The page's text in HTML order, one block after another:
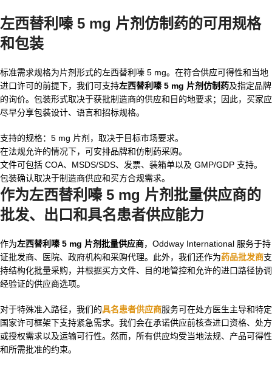
左西替利嗪 5 mg 片剂仿制药的可用规格
和包装
标准需求规格为片剂形式的左西替利嗪 5 mg。在符合供应可得性和当地
进口许可的前提下，我们可支持左西替利嗪 5 mg 片剂仿制药及指定品牌
的询价。包装形式取决于获批制造商的供应和目的地要求；因此，买家应
尽早分享包装设计、语言和招标规格。
支持的规格：5 mg 片剂，取决于目标市场要求。
在法规允许的情况下，可安排品牌和仿制药采购。
文件可包括 COA、MSDS/SDS、发票、装箱单以及 GMP/GDP 支持。
包装确认取决于制造商供应和买方合规需求。
作为左西替利嗪 5 mg 片剂批量供应商的
批发、出口和具名患者供应能力
作为左西替利嗪 5 mg 片剂批量供应商，Oddway International 服务于持
证批发商、医院、政府机构和采购代理。此外，我们还作为药品批发商支
持结构化批量采购，并根据买方文件、目的地管控和允许的进口路径协调
经验证的供应商选项。
对于特殊准入路径，我们的具名患者供应商服务可在处方医生主导和特定
国家许可框架下支持紧急需求。我们会在承诺供应前核查进口资格、处方
或授权需求以及运输可行性。然而，所有供应均受当地法规、产品可得性
和所需批准的约束。